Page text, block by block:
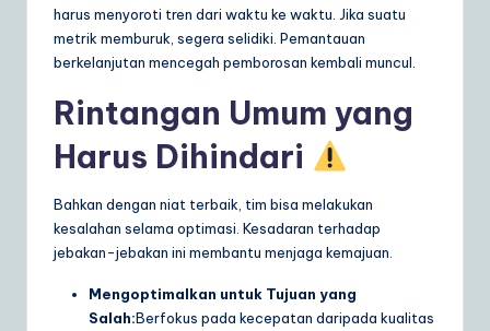
harus menyoroti tren dari waktu ke waktu. Jika suatu
metrik memburuk, segera selidiki. Pemantauan
berkelanjutan mencegah pemborosan kembali muncul.
Rintangan Umum yang
Harus Dihindari
Bahkan dengan niat terbaik, tim bisa melakukan
kesalahan selama optimasi. Kesadaran terhadap
jebakan-jebakan ini membantu menjaga kemajuan.
Mengoptimalkan untuk Tujuan yang
Salah:Berfokus pada kecepatan daripada kualitas